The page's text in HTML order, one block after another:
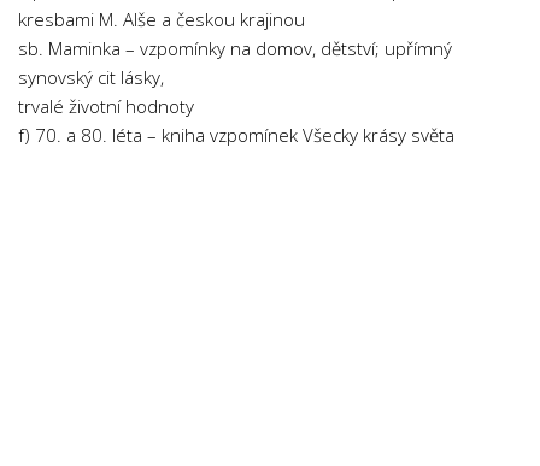
Psychologie a Sociologie
Společenské vědy
Technika
Účetnictví
kresbami M. Alše a českou krajinou
sb. Maminka – vzpomínky na domov, dětství; upřímný
synovský cit lásky,
trvalé životní hodnoty
f) 70. a 80. léta – kniha vzpomínek Všecky krásy světa